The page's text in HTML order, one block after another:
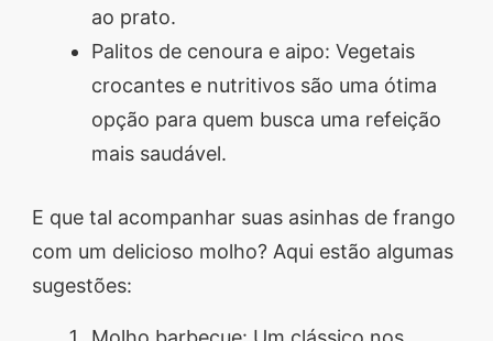
ao prato.
Palitos de cenoura e aipo: Vegetais
crocantes e nutritivos são uma ótima
opção para quem busca uma refeição
mais saudável.
E que tal acompanhar suas asinhas de frango
com um delicioso molho? Aqui estão algumas
sugestões: